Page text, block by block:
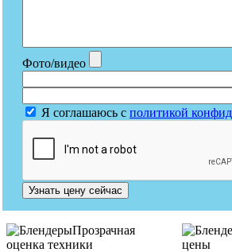
Фото/видео
Я соглашаюсь с политикой
Узнать цену сейчас
Прозрачная
оценка техники
цены